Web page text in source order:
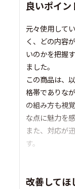
良いポイン
元々使用して
く、どの内容
いのかを把握
ました。
この商品は、
格帯でありな
の組み方も視
な点に魅力を
また、対応が
す。
改善してほ